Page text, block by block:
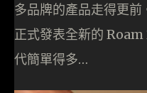
多品牌的產品走得更
正式發表全新的
代簡單得多…